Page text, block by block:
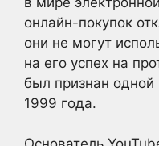
онлайн-покупок
они не могут
на его успех на
был признан одной
1999 года.